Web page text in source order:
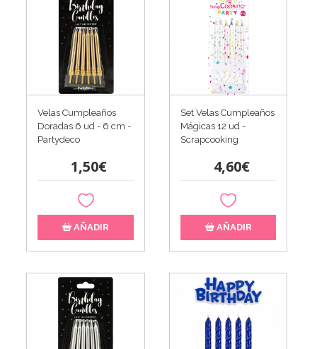
Velas Cumpleaños
Doradas 6 ud - 6 cm -
Partydeco
1,50€
AÑADIR
Set Velas Cumpleaños
Mágicas 12 ud -
Scrapcooking
4,60€
AÑADIR